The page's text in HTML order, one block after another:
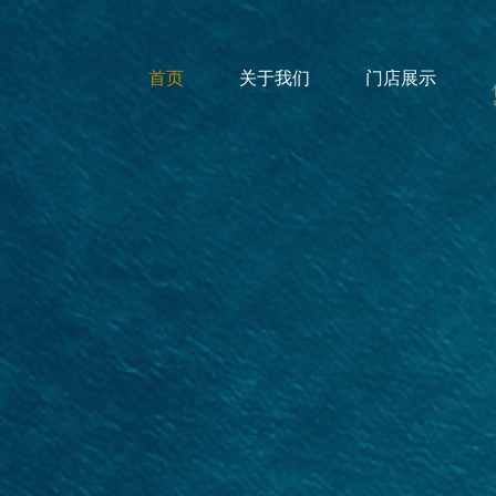
首页 关于我们 门店展示